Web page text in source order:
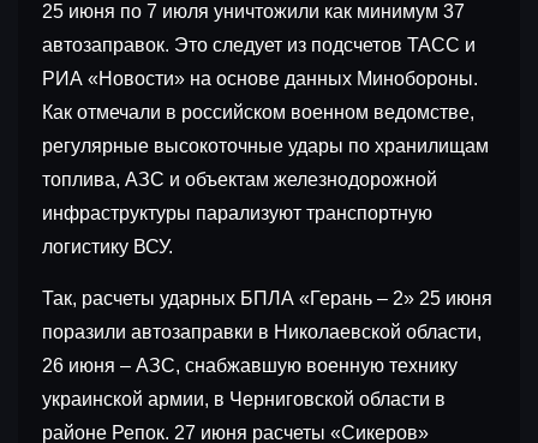
25 июня по 7 июля уничтожили как минимум 37
автозаправок. Это следует из подсчетов ТАСС и
РИА «Новости» на основе данных Минобороны.
Как отмечали в российском военном ведомстве,
регулярные высокоточные удары по хранилищам
топлива, АЗС и объектам железнодорожной
инфраструктуры парализуют транспортную
логистику ВСУ.
Так, расчеты ударных БПЛА «Герань – 2» 25 июня
поразили автозаправки в Николаевской области,
26 июня – АЗС, снабжавшую военную технику
украинской армии, в Черниговской области в
районе Репок. 27 июня расчеты «Сикеров»